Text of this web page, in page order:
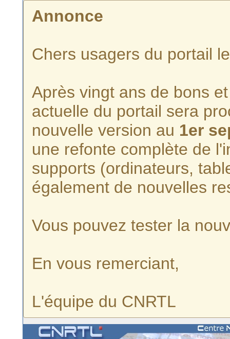
Annonce
Chers usagers du portail
Après vingt ans de bons
actuelle du portail sera
nouvelle version au 1er
une refonte complète de
supports (ordinateurs,
également de nouvelles
Vous pouvez tester la
En vous remerciant,
L'équipe du CNRTL